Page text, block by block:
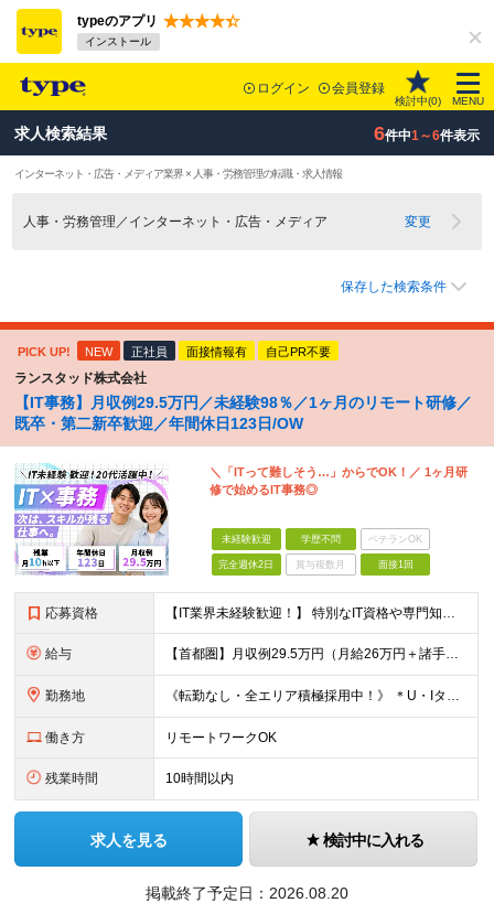
typeのアプリ
インストール
ログイン 会員登録
検討中(0) MENU
求人検索結果 6件中1～6件表示
インターネット・広告・メディア業界 × 人事・労務管理の転職・求人情報
人事・労務管理／インターネット・広告・メディア 変更
保存した検索条件
PICK UP! NEW 正社員 面接情報有 自己PR不要
ランスタッド株式会社
【IT事務】月収例29.5万円／未経験98％／1ヶ月のリモート研修／
既卒・第二新卒歓迎／年間休日123日/OW
＼「ITって難しそう…」からでOK！／ 1ヶ月研
修で始めるIT事務◎
未経験歓迎 学歴不問 ベテランOK
完全週休2日 賞与複数月 面接1回
応募資格 【IT業界未経験歓迎！】 特別なIT資格や専門知識は必要ありません。 ・学歴不問（文系・理系不問） ・第二新卒、既卒の方も歓迎 ・20代を中心に幅広い年代が活躍中 ・基本的なPC操作ができる方 ・タ
給与 【首都圏】月収例29.5万円（月給26万円＋諸手当） 【東海・関西】月収例28.5万円（月給25万円＋諸手当） 【九州】月収例26万円（月給23万円＋諸手当） ※経験・スキル・前職給与を踏まえ、総合
勤務地 《転勤なし・全エリア積極採用中！》 ＊U・Iターンも歓迎 ＊研修はオンライン実施 ★勤務エリアは下記よりお選びいただけます★ 【首都圏】東京・神奈川・千葉・埼玉 【東海】愛知 【関西】大阪、京都、兵庫
働き方 リモートワークOK
残業時間 10時間以内
求人を見る 検討中に入れる
掲載終了予定日： 2026.08.20